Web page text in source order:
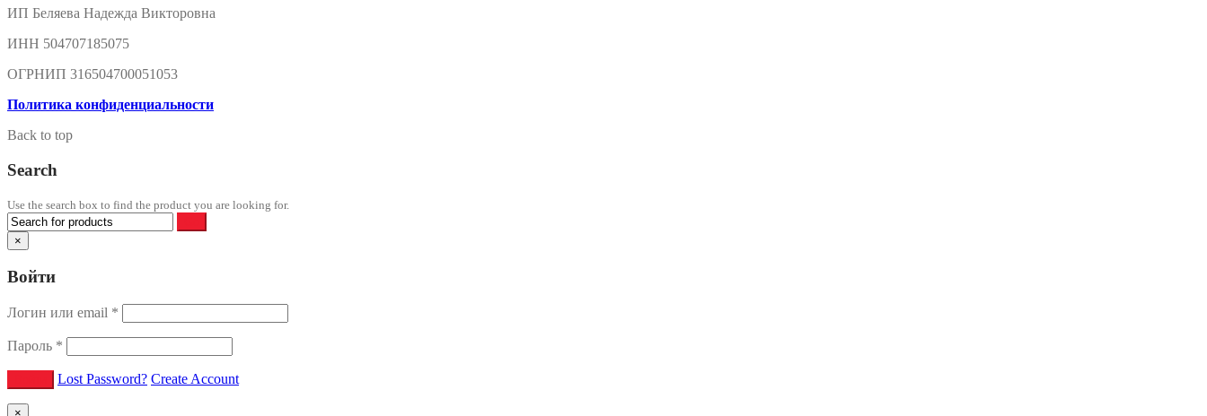
ИП Беляева Надежда Викторовна
ИНН 504707185075
ОГРНИП 316504700051053
Политика конфиденциальности
Back to top
Search
Use the search box to find the product you are looking for.
×
Войти
Логин или email *
Пароль *
Lost Password? Create Account
×